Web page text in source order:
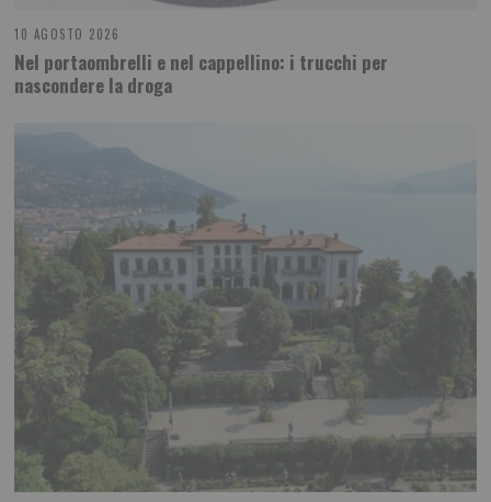
10 AGOSTO 2026
Nel portaombrelli e nel cappellino: i trucchi per
nascondere la droga